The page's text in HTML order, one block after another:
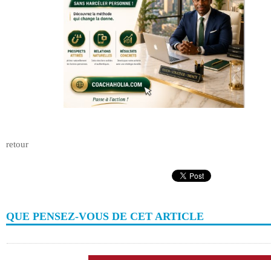
retour
QUE PENSEZ-VOUS DE CET ARTICLE